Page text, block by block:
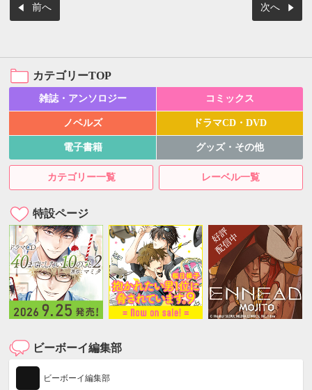
前へ 次へ
カテゴリーTOP
雑誌・アンソロジー コミックス
ノベルズ ドラマCD・DVD
電子書籍 グッズ・その他
カテゴリー一覧 レーベル一覧
特設ページ
ビーボーイ編集部
ビーボーイ編集部